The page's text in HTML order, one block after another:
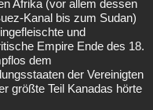
Afrika (vor allem dessen
Kanal bis zum Sudan)
und
Empire Ende des 18.
dem
der Vereinigten
größte Teil Kanadas hörte